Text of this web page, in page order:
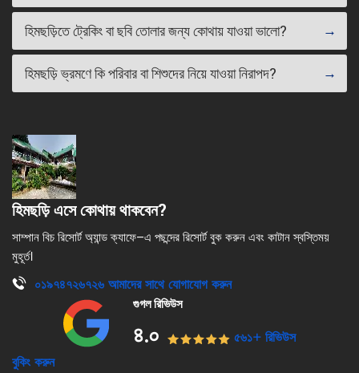
হিমছড়িতে ট্রেকিং বা ছবি তোলার জন্য কোথায় যাওয়া ভালো?
হিমছড়ি ভ্রমণে কি পরিবার বা শিশুদের নিয়ে যাওয়া নিরাপদ?
হিমছড়ি এসে কোথায় থাকবেন?
সাম্পান বিচ রিসোর্ট অ্যান্ড ক্যাফে–এ পছন্দের রিসোর্ট বুক করুন এবং কাটান স্বস্তিময়
মুহূর্ত।
০১৯৭৪৭২৬৭২৬ আমাদের সাথে যোগাযোগ করুন
গুগল রিভিউস
৪.০
৫৬১+ রিভিউস
বুকিং করুন